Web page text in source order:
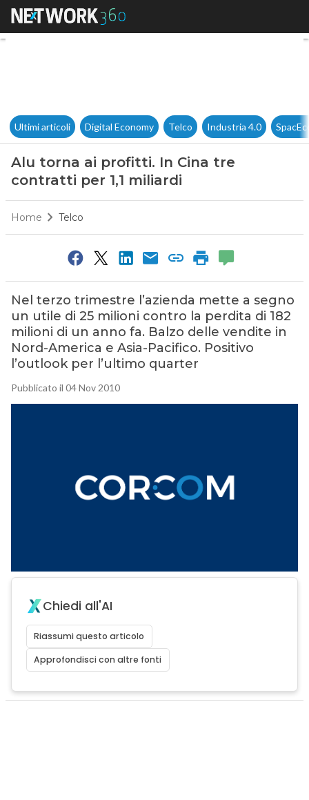
Alu torna ai profitti. In Cina
Ultimi articoli Digital Economy Telco Industria 4.0
Alu torna ai profitti. In Cina tre
contratti per 1,1 miliardi
Home Telco
Nel terzo trimestre l’azienda mette a segno
un utile di 25 milioni contro la perdita di 182
milioni di un anno fa. Balzo delle vendite in
Nord-America e Asia-Pacifico. Positivo
l’outlook per l’ultimo quarter
Pubblicato il 04 Nov 2010
Chiedi all'AI
Riassumi questo articolo
Approfondisci con altre fonti